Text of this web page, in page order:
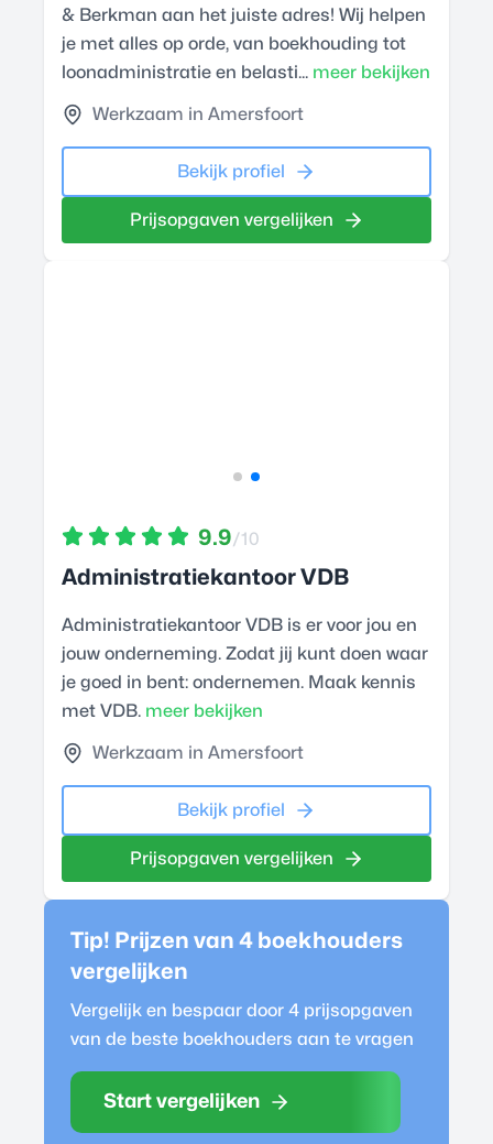
& Berkman aan het juiste adres! Wij helpen
je met alles op orde, van boekhouding tot
loonadministratie en belasti... meer bekijken
Werkzaam in Amersfoort
Bekijk profiel
Prijsopgaven vergelijken
9.9/10
Administratiekantoor VDB
Administratiekantoor VDB is er voor jou en
jouw onderneming. Zodat jij kunt doen waar
je goed in bent: ondernemen. Maak kennis
met VDB. meer bekijken
Werkzaam in Amersfoort
Bekijk profiel
Prijsopgaven vergelijken
Tip! Prijzen van 4 boekhouders
vergelijken
Vergelijk en bespaar door 4 prijsopgaven
van de beste boekhouders aan te vragen
Start vergelijken